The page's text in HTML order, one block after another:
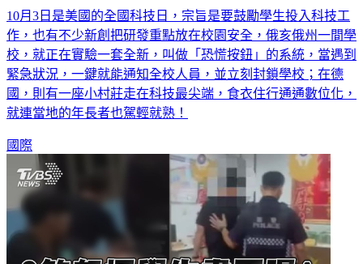
10月3日是美國的全國科技日，宗旨是要鼓勵學生投入科技工
作，也有不少新創把研發重點放在校園安全，俄亥俄州一間學
校，就正在實驗一套全新，叫做「恐慌按鈕」的系統，當遇到
緊急狀況，一鍵就能通知全校人員，並立刻封鎖學校；在德
國，則有一座小村莊走在科技最尖端，食衣住行通通數位化，
就連當地的年長者也駕輕就熟！
國際